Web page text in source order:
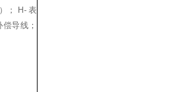
； H- 表
导线；